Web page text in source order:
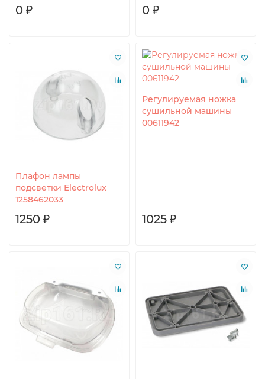
0 ₽ 0 ₽
Плафон лампы
подсветки Electrolux
1258462033
1250 ₽
Регулируемая ножка
сушильной машины
00611942
1025 ₽